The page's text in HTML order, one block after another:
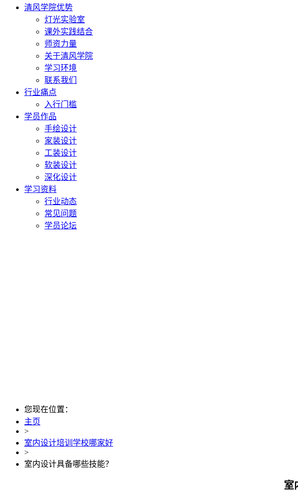
清风学院优势
灯光实验室
课外实践结合
师资力量
关于清风学院
学习环境
联系我们
行业痛点
入行门槛
学员作品
手绘设计
家装设计
工装设计
软装设计
深化设计
学习资料
行业动态
常见问题
学员论坛
您现在位置：
主页
>
室内设计培训学校哪家好
>
室内设计具备哪些技能？
室